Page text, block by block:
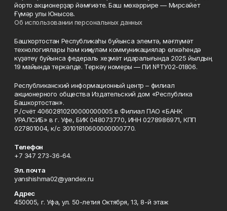
йорто акционерҙар йәмғиәте. Баш мөхәррире — Мирсәйет
Ғүмәр улы Юнысов.
Об использовании персональных данных
Башҡортостан Республикаһы буйынса элемтә, мәғлүмәт
технологиялары һәм киңкүләм коммуникациялар өлкәһендә
күҙәтеү буйынса федераль хеҙмәт идаралығында 2025 йылдың
19 майында теркәлде. Теркәү номеры — ПИ №ТУ02-01806.
Республиканский информационный центр – филиал
акционерного общества Издательский дом «Республика
Башкортостан».
Р./счёт 40602810200000000005 в Филиал ПАО «БАНК
УРАЛСИБ» в г. Уфе, БИК 048073770, ИНН 0278986971, КПП
027801004, к/с 30101810600000000770.
Телефон
+7 347 273-36-64.
Эл. почта
yanshishma02@yandex.ru
Адрес
450005, г. Уфа, ул. 50-летия Октября, 13, 8-й этаж